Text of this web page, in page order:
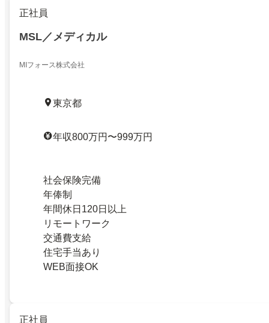
正社員
MSL／メディカル
MIフォース株式会社
東京都
年収800万円〜999万円
社会保険完備
年俸制
年間休日120日以上
リモートワーク
交通費支給
住宅手当あり
WEB面接OK
正社員